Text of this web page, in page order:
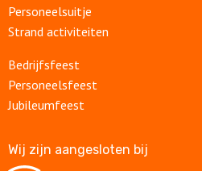
Personeelsuitje
Strand activiteiten
Bedrijfsfeest
Personeelsfeest
Jubileumfeest
Wij zijn aangesloten bij